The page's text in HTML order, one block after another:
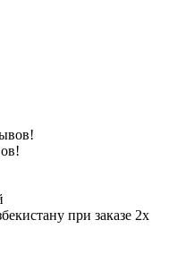
при заказе 2х